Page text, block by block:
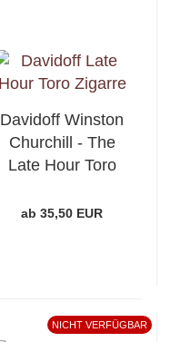
Davidoff Winston
Churchill - The
Late Hour Toro
ab 35,50 EUR
NICHT VERFÜGBAR